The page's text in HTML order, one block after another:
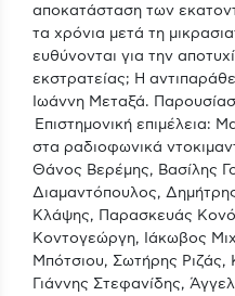
αποκατάσταση των
τα χρόνια μετά τη
ευθύνονται για την
εκστρατείας; Η
Ιωάννη Μεταξά.
Επιστημονική επιμέλεια:
στα ραδιοφωνικά
Θάνος Βερέμης, Βασίλης
Διαμαντόπουλος,
Κλάψης, Παρασκευάς
Κοντογεώργη, Ιάκωβος
Μπότσιου, Σωτήρης
Γιάννης Στεφανίδης,